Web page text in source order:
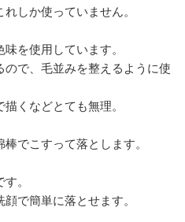
しか使っていません。
を使用しています。
で、毛並みを整えるように使
くなどとても無理。
でこすって落とします。
。
で簡単に落とせます。